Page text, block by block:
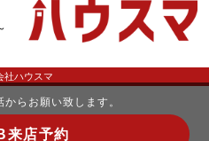
社ハウスマ
らお願い致します。
来店予約